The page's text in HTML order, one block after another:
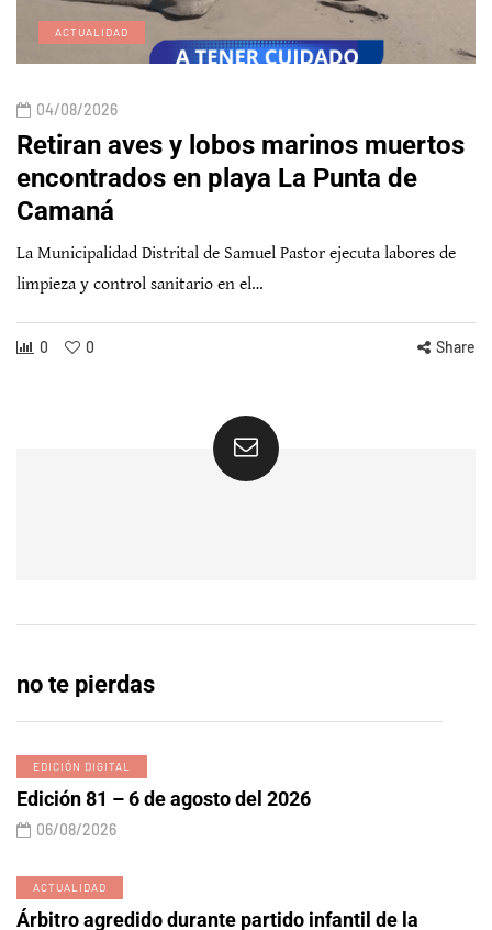
ACTUALIDAD
04/08/2026
Retiran aves y lobos marinos muertos
encontrados en playa La Punta de
Camaná
La Municipalidad Distrital de Samuel Pastor ejecuta labores de
limpieza y control sanitario en el…
0 0 Share
no te pierdas
EDICIÓN DIGITAL
Edición 81 – 6 de agosto del 2026
06/08/2026
ACTUALIDAD
Árbitro agredido durante partido infantil de la